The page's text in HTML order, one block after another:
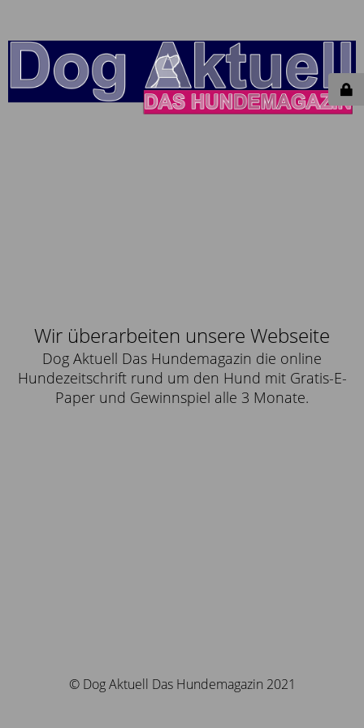
Wir überarbeiten unsere Webseite
Dog Aktuell Das Hundemagazin die online
Hundezeitschrift rund um den Hund mit Gratis-E-
Paper und Gewinnspiel alle 3 Monate.
© Dog Aktuell Das Hundemagazin 2021